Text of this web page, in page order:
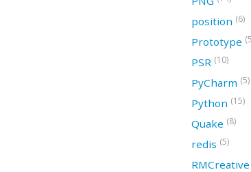
position (6)
Prototype
PSR (10)
PyCharm (5)
Python (15)
Quake (8)
redis (5)
RMCreative